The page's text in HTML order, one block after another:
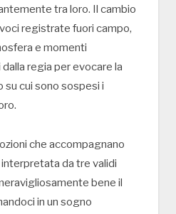
tra loro. Il cambio
registrate fuori campo,
e momenti
regia per evocare la
su cui sono sospesi i
che accompagnano
da tre validi
bene il
in un sogno